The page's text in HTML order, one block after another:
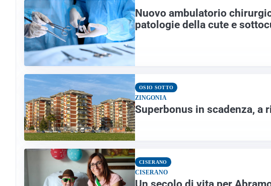
Nuovo ambulatorio
patologie della cute e
OSIO SOTTO
ZINGONIA
Superbonus in scadenza,
CISERANO
CISERANO